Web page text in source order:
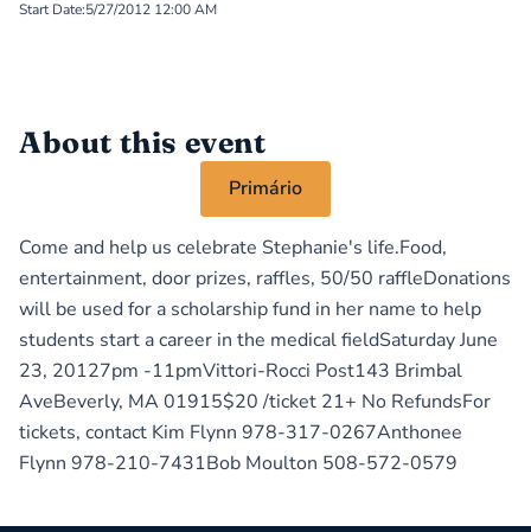
Start Date:5/27/2012 12:00 AM
About this event
Primário
Come and help us celebrate Stephanie's life.Food,
entertainment, door prizes, raffles, 50/50 raffleDonations
will be used for a scholarship fund in her name to help
students start a career in the medical fieldSaturday June
23, 20127pm -11pmVittori-Rocci Post143 Brimbal
AveBeverly, MA 01915$20 /ticket 21+ No RefundsFor
tickets, contact Kim Flynn 978-317-0267Anthonee
Flynn 978-210-7431Bob Moulton 508-572-0579